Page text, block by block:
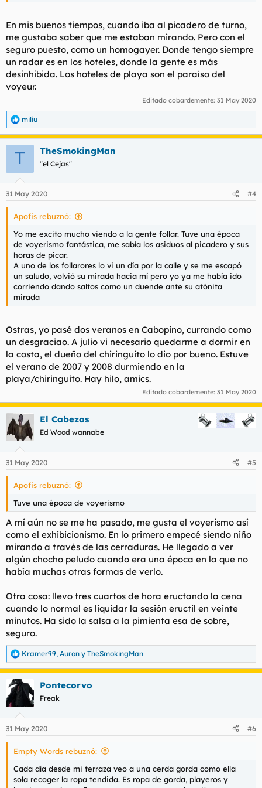
En mis buenos tiempos, cuando iba al picadero de turno,
me gustaba saber que me estaban mirando. Pero con el
seguro puesto, como un homogayer. Donde tengo siempre
un radar es en los hoteles, donde la gente es más
desinhibida. Los hoteles de playa son el paraíso del
voyeur.
Editado cobardemente: 31 May 2020
R
e
a
e
s
miliu
T TheSmokingMan
"el Cejas"
31 May 2020 #4
Apofis rebuznó:
Yo me excito mucho viendo a la gente follar. Tuve una época
de voyerismo fantástica, me sabía los asiduos al picadero y sus
horas de picar.
A uno de los follarores lo vi un día por la calle y se me escapó
un saludo, volvió su mirada hacia mí pero yo ya me había ido
corriendo dando saltos como un duende ante su atónita
mirada
Ostras, yo pasé dos veranos en Cabopino, currando como
un desgraciao. A julio vi necesario quedarme a dormir en
la costa, el dueño del chiringuito lo dio por bueno. Estuve
el verano de 2007 y 2008 durmiendo en la
playa/chiringuito. Hay hilo, amics.
Editado cobardemente: 31 May 2020
El Cabezas
Ed Wood wannabe
31 May 2020 #5
Apofis rebuznó:
Tuve una época de voyerismo
A mí aún no se me ha pasado, me gusta el voyerismo así
como el exhibicionismo. En lo primero empecé siendo niño
mirando a través de las cerraduras. He llegado a ver
algún chocho peludo cuando era una época en la que no
había muchas otras formas de verlo.
Otra cosa: llevo tres cuartos de hora eructando la cena
cuando lo normal es liquidar la sesión eructil en veinte
minutos. Ha sido la salsa a la pimienta esa de sobre,
seguro.
R
e
a
c
c
i
e
s
Kramer99, Auron y TheSmokingMan
Pontecorvo
Freak
31 May 2020 #6
Empty Words rebuznó:
Cada día desde mi terraza veo a una cerda gorda como ella
sola recoger la ropa tendida. Es ropa de gorda, playeros y